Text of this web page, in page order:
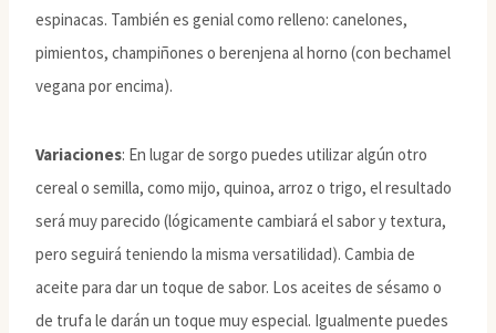
espinacas. También es genial como relleno: canelones,
pimientos, champiñones o berenjena al horno (con bechamel
vegana por encima).
Variaciones: En lugar de sorgo puedes utilizar algún otro
cereal o semilla, como mijo, quinoa, arroz o trigo, el resultado
será muy parecido (lógicamente cambiará el sabor y textura,
pero seguirá teniendo la misma versatilidad). Cambia de
aceite para dar un toque de sabor. Los aceites de sésamo o
de trufa le darán un toque muy especial. Igualmente puedes